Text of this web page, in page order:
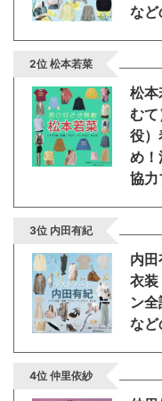
・木南晴夏
・今田美桜
・清原果耶
・菜々緒
・森七菜
吉川愛
・出口夏希
・田辺桃子
・滝沢カレン
・トリンドル玲奈
深田恭子
・芳根京子
・北川景子
など
2位 松本若菜
松本
むて
役）
め！
協力
3位 内田有紀
内
衣装
ン
など
4位 仲里依紗